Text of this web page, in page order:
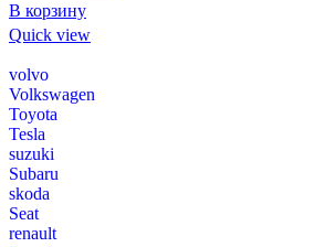
В корзину
Quick view
volvo
Volkswagen
Toyota
Tesla
suzuki
Subaru
skoda
Seat
renault